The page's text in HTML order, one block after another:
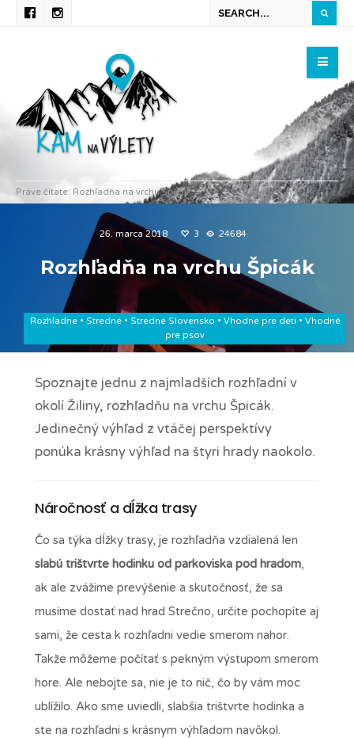
Práve čítate: Rozhľadňa na vrchu Špicák
26. marca 2018 3 24684
Rozhľadňa na vrchu Špicák
Rozhľadne• Stredné• Stredné Slovensko • Vhodné pre deti • Vhodné
pre psov
Spoznajte jednu z najmladších rozhľadní v
okolí Žiliny, rozhľadňu na vrchu Špicák.
Jedinečný výhľad z vtáčej perspektívy
ponúka krásny výhľad na štyri hrady naokolo.
Náročnosť a dĺžka trasy
Čo sa týka dĺžky trasy, je rozhľadňa vzdialená len
slabú trištvrte hodinku od parkoviska pod hradom,
ak ale zvážime prevýšenie a skutočnosť, že sa
musíme dostať nad hrad Strečno, určite pochopíte aj
sami, že cesta k rozhľadni vedie smerom nahor.
Takže môžeme počítať s pekným výstupom smerom
hore. Ale nebojte sa, nie je to nič, čo by vám moc
ublížilo. Ako sme uviedli, slabšia trištvrte hodinka a
ste na rozhľadni s krásnym výhľadom navôkol.